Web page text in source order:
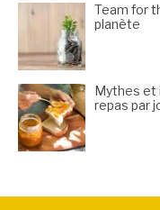
Team for
planète
Mythes et
repas par